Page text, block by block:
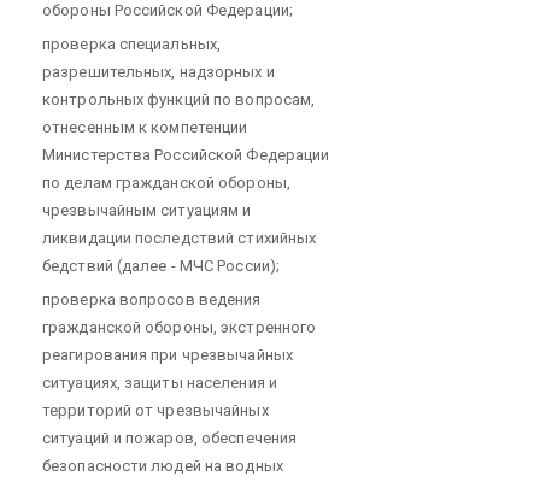
обороны Российской Федерации;
проверка специальных,
разрешительных, надзорных и
контрольных функций по вопросам,
отнесенным к компетенции
Министерства Российской Федерации
по делам гражданской обороны,
чрезвычайным ситуациям и
ликвидации последствий стихийных
бедствий (далее - МЧС России);
проверка вопросов ведения
гражданской обороны, экстренного
реагирования при чрезвычайных
ситуациях, защиты населения и
территорий от чрезвычайных
ситуаций и пожаров, обеспечения
безопасности людей на водных